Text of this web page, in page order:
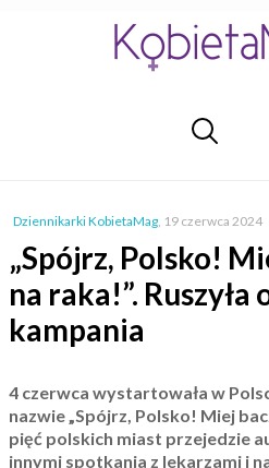
Dziennikarki KobietaMag, 19 czerwca 2024
„Spójrz, Polsko!
na raka!”. Ruszyła
kampania
4 czerwca wystartowała w
nazwie „Spójrz, Polsko! Miej
pięć polskich miast przejedzie
innymi spotkania z lekarzami i